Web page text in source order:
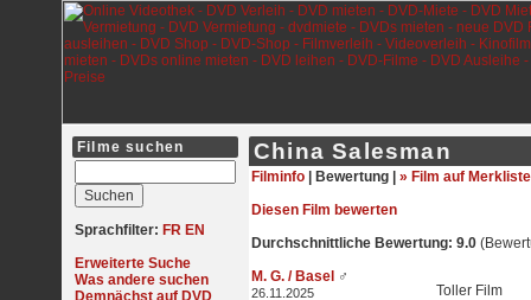
Filme suchen
Sprachfilter: FR EN
Erweiterte Suche
Was andere suchen
Demnächst auf DVD
China Salesman
Filminfo Bewertung | » Film auf Merkliste
Diesen Film bewerten
Durchschnittliche Bewertung: 9.0
M. G. / Basel ♂
26.11.2025 Toller Film